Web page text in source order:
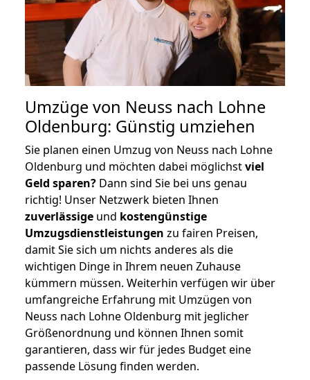
Umzüge von Neuss nach Lohne
Oldenburg: Günstig umziehen
Sie planen einen Umzug von Neuss nach Lohne
Oldenburg und möchten dabei möglichstviel
Geld sparen? Dann sind Sie bei uns genau
richtig! Unser Netzwerk bieten Ihnen
zuverlässige und kostengünstige
Umzugsdienstleistungen zu fairen Preisen,
damit Sie sich um nichts anderes als die
wichtigen Dinge in Ihrem neuen Zuhause
kümmern müssen. Weiterhin verfügen wir über
umfangreiche Erfahrung mit Umzügen von
Neuss nach Lohne Oldenburg mit jeglicher
Größenordnung und können Ihnen somit
garantieren, dass wir für jedes Budget eine
passende Lösung finden werden.